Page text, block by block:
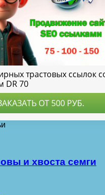
и хвоста семги